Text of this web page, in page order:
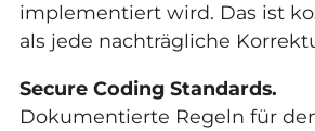
implementiert wird. Das ist
als jede nachträgliche
Secure Coding Standards.
Dokumentierte Regeln für